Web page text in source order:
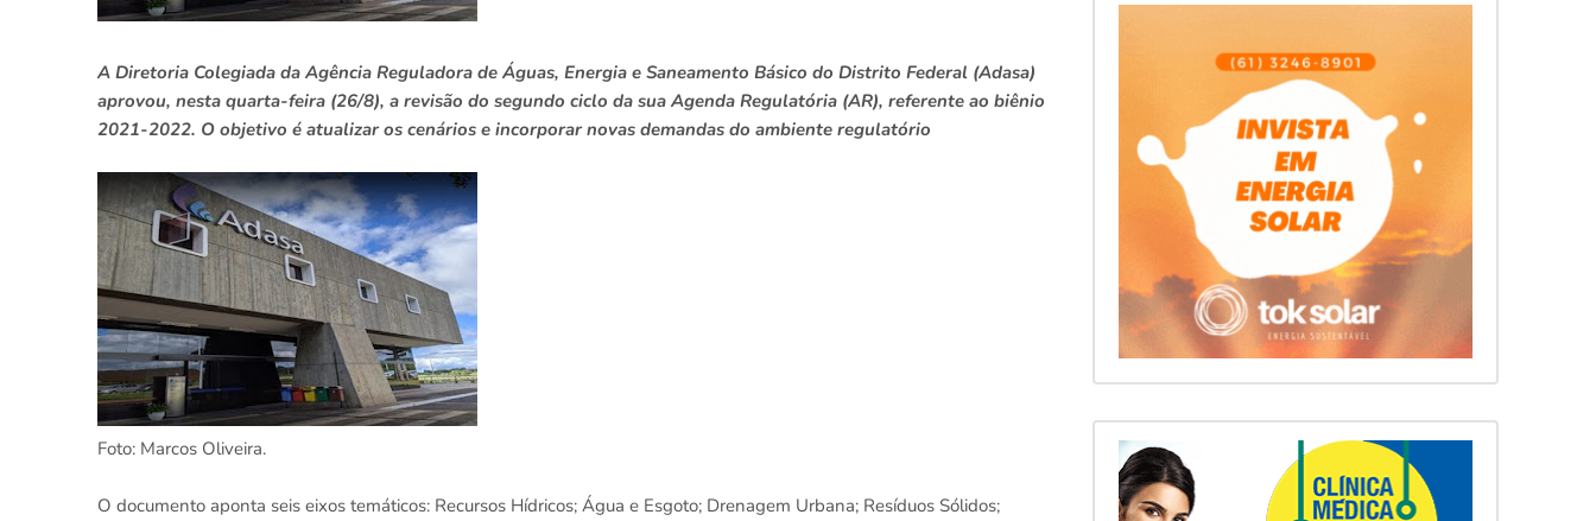
A Diretoria Colegiada da Agência Reguladora de Águas, Energia e Saneamento Básico do Distrito Federal (Adasa)
aprovou, nesta quarta-feira (26/8), a revisão do segundo ciclo da sua Agenda Regulatória (AR), referente ao biênio
2021-2022. O objetivo é atualizar os cenários e incorporar novas demandas do ambiente regulatório
Foto: Marcos Oliveira.
O documento aponta seis eixos temáticos: Recursos Hídricos; Água e Esgoto; Drenagem Urbana; Resíduos Sólidos;